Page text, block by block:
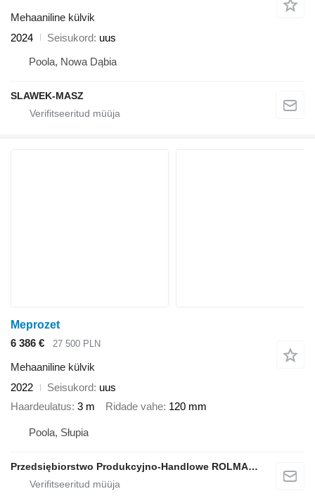
Mehaaniline külvik
2024
Seisukord uus
Poola, Nowa Dąbia
SLAWEK-MASZ
Meprozet
6 386 €
27 500 PLN
Mehaaniline külvik
2022
Seisukord uus
Haardeulatus 3 m Ridade vahe 120 mm
Poola, Słupia
Przedsiębiorstwo Produkcyjno-Handlowe ROLMAPOL Marcin Dziekan